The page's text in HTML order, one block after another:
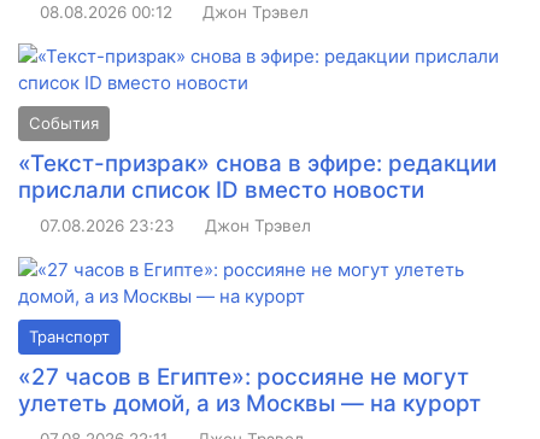
08.08.2026 00:12 Джон Трэвел
События
«Текст-призрак» снова в эфире: редакции
прислали список ID вместо новости
07.08.2026 23:23 Джон Трэвел
Транспорт
«27 часов в Египте»: россияне не могут
улететь домой, а из Москвы — на курорт